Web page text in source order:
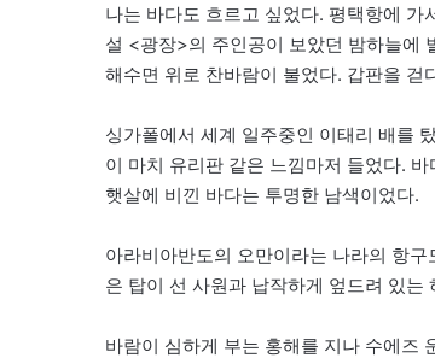
나는 바다도 흐르고 싶었다. 평택항에
설 <광장>의 주인공이 보았던 밤하늘에
해수면 위로 찬바람이 불었다. 갑판을 걷
싱가폴에서 세계 일주중인 이태리 배를
이 마치 유리판 같은 느낌마저 들었다.
햇살에 비낀 바다는 투명한 남색이었다.
아라비아반도의 오만이라는 나라의 항
은 탑이 선 사원과 납작하게 엎드려 있
바람이 심하게 부는 홍해를 지나 수에즈